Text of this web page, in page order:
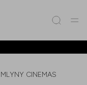
MLYNY CINEMAS